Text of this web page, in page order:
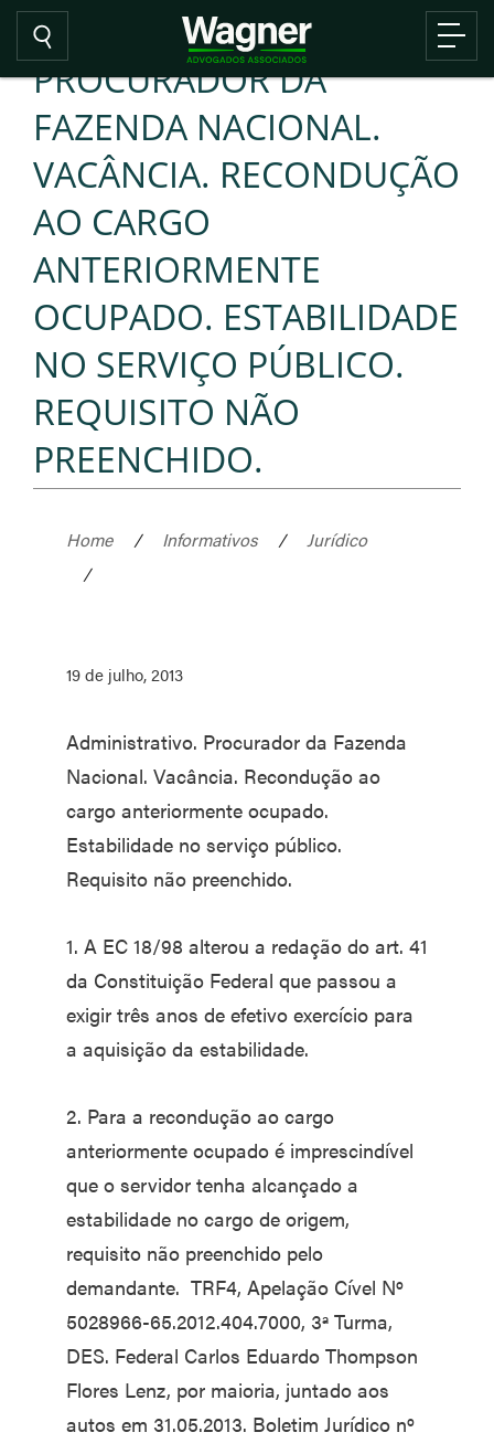
PROCURADOR DA
FAZENDA NACIONAL.
VACÂNCIA. RECONDUÇÃO
AO CARGO
ANTERIORMENTE
OCUPADO. ESTABILIDADE
NO SERVIÇO PÚBLICO.
REQUISITO NÃO
PREENCHIDO.
Home / Informativos /
Jurídico
/
19 de julho, 2013
Administrativo. Procurador da Fazenda
Nacional. Vacância. Recondução ao
cargo anteriormente ocupado.
Estabilidade no serviço público.
Requisito não preenchido.
1. A EC 18/98 alterou a redação do art. 41
da Constituição Federal que passou a
exigir três anos de efetivo exercício para
a aquisição da estabilidade.
2. Para a recondução ao cargo
anteriormente ocupado é imprescindível
que o servidor tenha alcançado a
estabilidade no cargo de origem,
requisito não preenchido pelo
demandante. TRF4, Apelação Cível Nº
5028966-65.2012.404.7000, 3ª Turma,
DES. Federal Carlos Eduardo Thompson
Flores Lenz, por maioria, juntado aos
autos em 31.05.2013. Boletim Jurídico nº